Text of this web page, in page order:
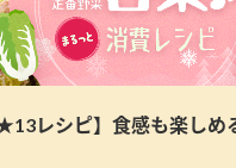
★13レシピ】食感も楽し